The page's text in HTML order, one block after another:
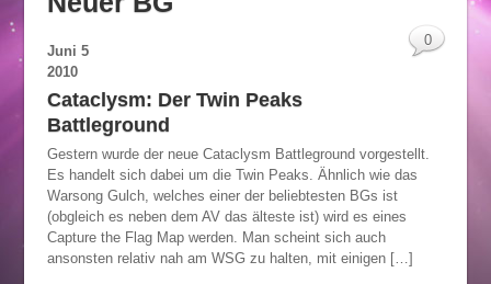
Juni 5
2010
Cataclysm: Der Twin Peaks
Battleground
Gestern wurde der neue Cataclysm Battleground vorgestellt.
Es handelt sich dabei um die Twin Peaks. Ähnlich wie das
Warsong Gulch, welches einer der beliebtesten BGs ist
(obgleich es neben dem AV das älteste ist) wird es eines
Capture the Flag Map werden. Man scheint sich auch
ansonsten relativ nah am WSG zu halten, mit einigen […]
0